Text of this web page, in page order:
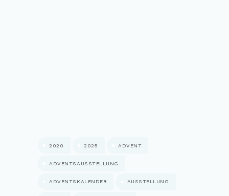
2020 2025 ADVENT
ADVENTSAUSSTELLUNG
ADVENTSKALENDER AUSSTELLUNG